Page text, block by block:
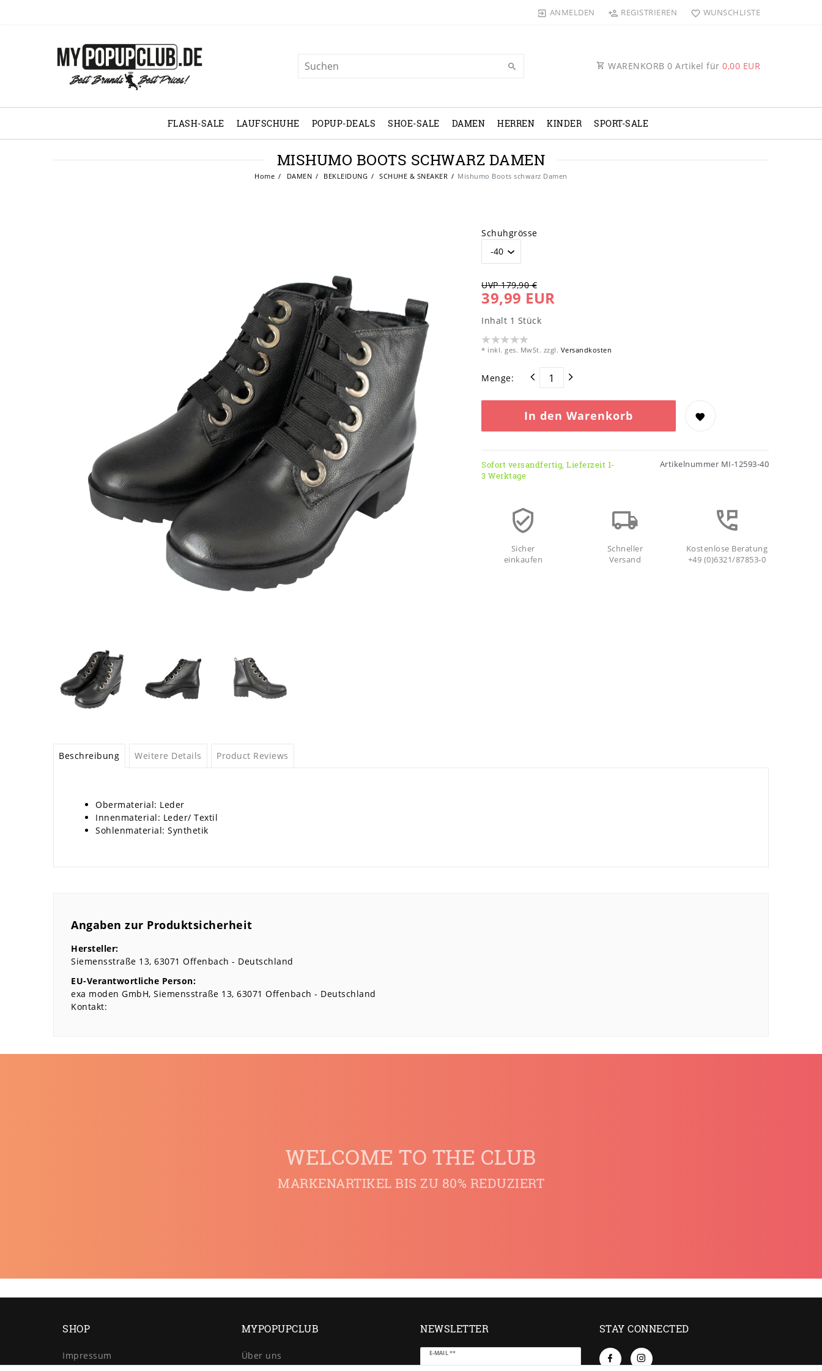
ANMELDEN REGISTRIEREN WUNSCHLISTE
WARENKORB 0 Artikel für 0,00 EUR
FLASH-SALE LAUFSCHUHE POPUP-DEALS SHOE-SALE DAMEN HERREN KINDER SPORT-SALE
MISHUMO BOOTS SCHWARZ DAMEN
Home DAMEN BEKLEIDUNG SCHUHE & SNEAKER Mishumo Boots schwarz Damen
Schuhgrösse
UVP 179,90 €
39,99 EUR
Inhalt 1 Stück
* inkl. ges. MwSt. zzgl. Versandkosten
Menge:
In den Warenkorb
Sofort versandfertig, Lieferzeit 1-
3 Werktage
Artikelnummer MI-12593-40
Sicher
einkaufen
Schneller
Versand
Kostenlose Beratung
+49 (0)6321/87853-0
Beschreibung Weitere Details Product Reviews
Obermaterial: Leder
Innenmaterial: Leder/ Textil
Sohlenmaterial: Synthetik
Angaben zur Produktsicherheit
Hersteller:
Siemensstraße 13 63071 Offenbach
Deutschland
EU-Verantwortliche Person:
exa moden GmbH Siemensstraße 13 63071 Offenbach
Deutschland
Kontakt:
WELCOME TO THE CLUB
MARKENARTIKEL BIS ZU 80% REDUZIERT
SHOP
Impressum
MYPOPUPCLUB
Über uns
NEWSLETTER
E-MAIL **
Newsletter
STAY CONNECTED